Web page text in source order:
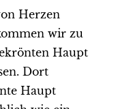
Herzen
wir zu
Haupt
Dort
Haupt